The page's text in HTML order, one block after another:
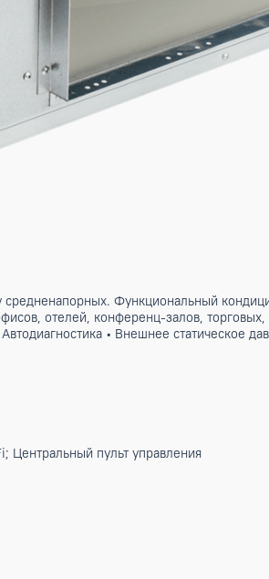
классу средненапорных.
для офисов, отелей, конференц-
• Автодиагностика • Внешнее